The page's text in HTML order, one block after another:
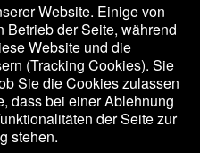
Inc. Code licensed under
Website. Einige von
Betrieb der Seite, während
Website und die
(Tracking Cookies). Sie
Sie die Cookies zulassen
dass bei einer Ablehnung
der Seite zur
stehen.